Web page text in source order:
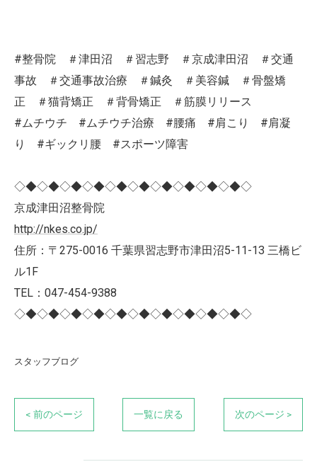
#整骨院 ＃津田沼 ＃習志野 ＃京成津田沼 ＃交通
事故 ＃交通事故治療 ＃鍼灸 ＃美容鍼 ＃骨盤矯
正 ＃猫背矯正 ＃背骨矯正 ＃筋膜リリース
#ムチウチ #ムチウチ治療 #腰痛 #肩こり #肩凝
り #ギックリ腰 #スポーツ障害
◇◆◇◆◇◆◇◆◇◆◇◆◇◆◇◆◇◆◇◆◇
京成津田沼整骨院
http://nkes.co.jp/
住所：〒275-0016 千葉県習志野市津田沼5-11-13 三橋ビ
ル1F
TEL：047-454-9388
◇◆◇◆◇◆◇◆◇◆◇◆◇◆◇◆◇◆◇◆◇
スタッフブログ
< 前のページ 一覧に戻る 次のページ >